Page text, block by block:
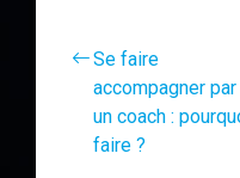
Se faire
accompagner par
un coach :
faire ?